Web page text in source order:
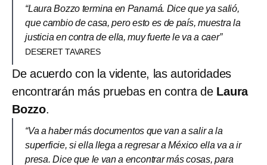
“Laura Bozzo termina en Panamá. Dice que ya salió,
que cambio de casa, pero esto es de país, muestra la
justicia en contra de ella, muy fuerte le va a caer”
DESERET TAVARES
De acuerdo con la vidente, las autoridades
encontrarán más pruebas en contra de Laura
Bozzo.
“Va a haber más documentos que van a salir a la
superficie, si ella llega a regresar a México ella va a ir
presa. Dice que le van a encontrar más cosas, para